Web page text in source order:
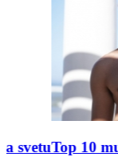
Top 10 muških